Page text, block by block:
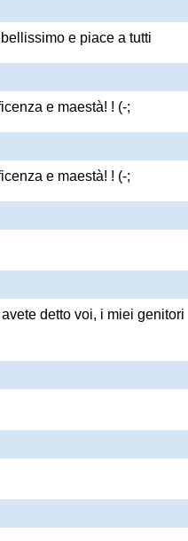
e piace a tutti
e maestà! ! (-;
e maestà! ! (-;
detto voi, i miei genitori